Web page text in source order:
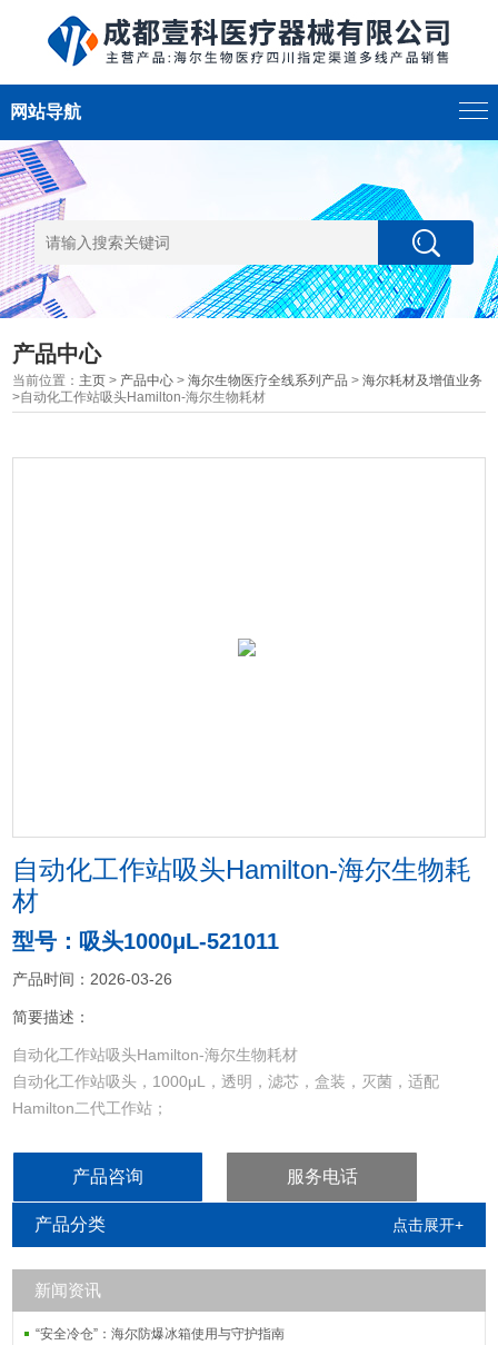
网站导航
产品中心
当前位置： 主页 > 产品中心 >海尔生物医疗全线系列产品 >海尔耗材及增值业务
>自动化工作站吸头Hamilton-海尔生物耗材
自动化工作站吸头Hamilton-海尔生物耗
材
型号：吸头1000μL-521011
产品时间：2026-03-26
简要描述：
自动化工作站吸头Hamilton-海尔生物耗材
自动化工作站吸头，1000μL，透明，滤芯，盒装，灭菌，适配
Hamilton二代工作站；
产品咨询 服务电话
产品分类 点击展开+
新闻资讯
“安全冷仓”：海尔防爆冰箱使用与守护指南